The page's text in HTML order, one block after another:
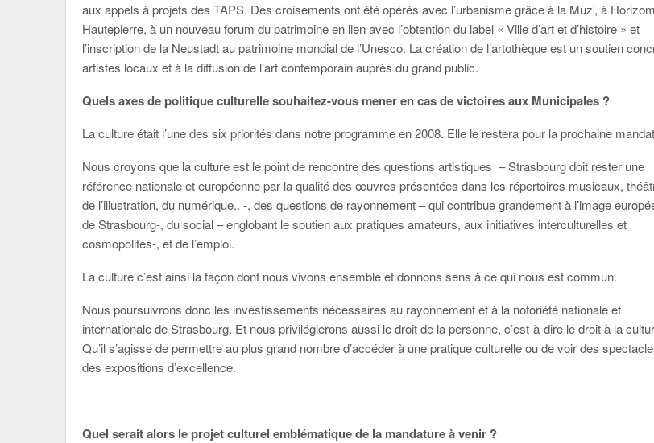
aux appels à projets des TAPS. Des croisements ont été opérés avec l’urbanisme grâce à la Muz’, à
Hautepierre, à un nouveau forum du patrimoine en lien avec l’obtention du label « Ville d’art et d’histoire » et
l’inscription de la Neustadt au patrimoine mondial de l’Unesco. La création de l’artothèque est un soutien
artistes locaux et à la diffusion de l’art contemporain auprès du grand public.
Quels axes de politique culturelle souhaitez-vous mener en cas de victoires aux Municipales ?
La culture était l’une des six priorités dans notre programme en 2008. Elle le restera pour la prochaine
Nous croyons que la culture est le point de rencontre des questions artistiques – Strasbourg doit rester une
référence nationale et européenne par la qualité des œuvres présentées dans les répertoires musicaux,
de l’illustration, du numérique.. -, des questions de rayonnement – qui contribue grandement à l’image
de Strasbourg-, du social – englobant le soutien aux pratiques amateurs, aux initiatives interculturelles et
cosmopolites-, et de l’emploi.
La culture c’est ainsi la façon dont nous vivons ensemble et donnons sens à ce qui nous est commun.
Nous poursuivrons donc les investissements nécessaires au rayonnement et à la notoriété nationale et
internationale de Strasbourg. Et nous privilégierons aussi le droit de la personne, c’est-à-dire le droit à la
Qu’il s’agisse de permettre au plus grand nombre d’accéder à une pratique culturelle ou de voir des
des expositions d’excellence.
Quel serait alors le projet culturel emblématique de la mandature à venir ?